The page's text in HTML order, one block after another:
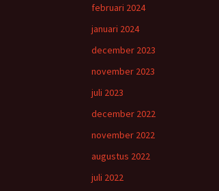
februari 2024
januari 2024
december 2023
november 2023
juli 2023
december 2022
november 2022
augustus 2022
juli 2022